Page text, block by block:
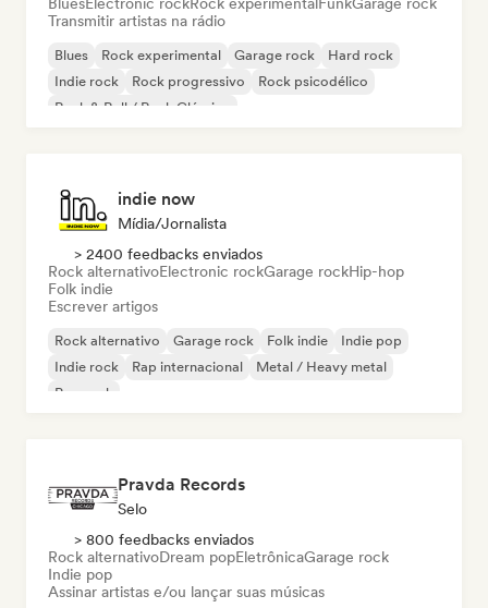
Transmitir artistas na rádio
Blues Rock experimental Garage rock
Hard rock
Indie rock
Rock progressivo
Rock psicodélico
Rock & Roll / Rock Clássico
indie now
Mídia/Jornalista
> 2400 feedbacks enviados
Rock alternativoElectronic rockGarage rockHip-hop
Folk indie
Escrever artigos
Rock alternativo Garage rock Folk indie
Indie pop
Indie rock
Rap internacional
Metal / Heavy metal
Pop rock
Pravda Records
Selo
> 800 feedbacks enviados
Rock alternativoDream popEletrônicaGarage rock
Indie pop
Assinar artistas e/ou lançar suas músicas